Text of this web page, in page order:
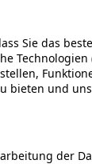
frische
dass
läuft.
ist.
Service,